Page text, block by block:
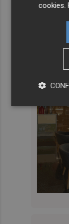
cookies .